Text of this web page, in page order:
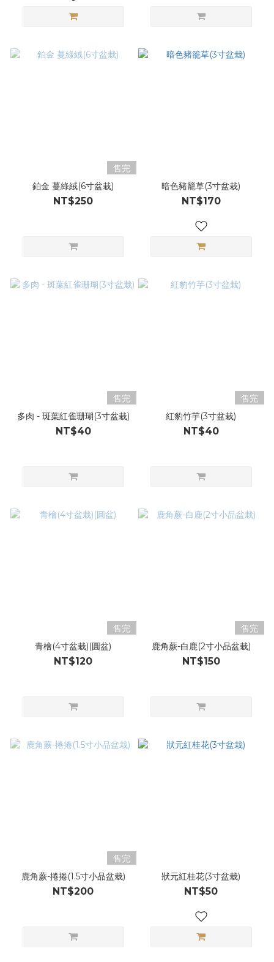
售完
鉑金 蔓綠絨(6寸盆栽)
NT$250
暗色豬籠草(3寸盆栽)
NT$170
售完
多肉 - 斑葉紅雀珊瑚(3寸盆栽)
NT$40
售完
紅豹竹芋(3寸盆栽)
NT$40
售完
青檜(4寸盆栽)(圓盆)
NT$120
售完
鹿角蕨-白鹿(2寸小品盆栽)
NT$150
售完
鹿角蕨-捲捲(1.5寸小品盆栽)
NT$200
狀元紅桂花(3寸盆栽)
NT$50